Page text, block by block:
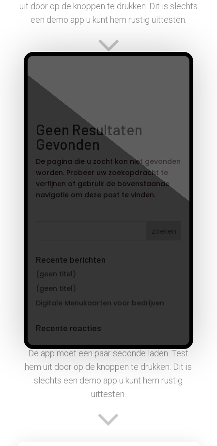
uit door op de knoppen te drukken. Dit is slechts
een demo app u kunt hem rustig uittesten.
De app moet een paar seconde laden. Test
hem uit door op de knoppen te drukken. Dit is
slechts een demo app u kunt hem rustig
uittesten.